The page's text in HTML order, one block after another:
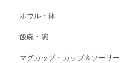
ボウル・鉢
飯碗・碗
マグカップ・カップ＆ソーサー